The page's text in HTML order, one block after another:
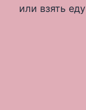
или взять